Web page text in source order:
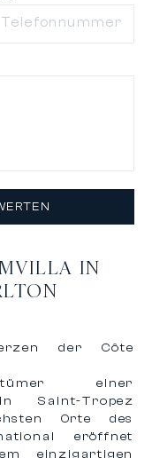
IN
der Côte
einer
Saint-Tropez
Orte des
eröffnet
einzigartigen